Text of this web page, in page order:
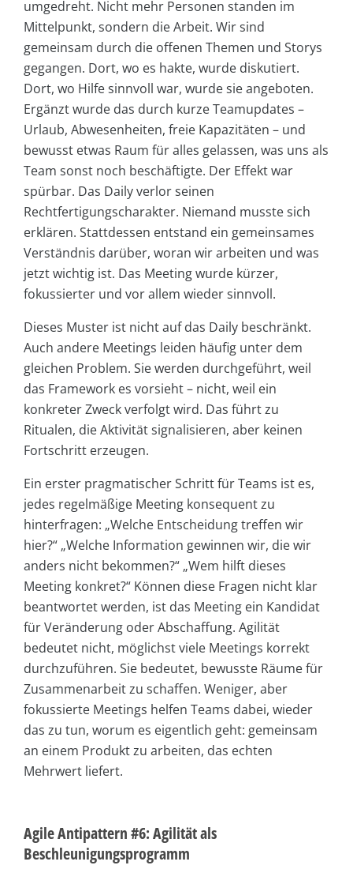
umgedreht. Nicht mehr Personen standen im
Mittelpunkt, sondern die Arbeit. Wir sind
gemeinsam durch die offenen Themen und Storys
gegangen. Dort, wo es hakte, wurde diskutiert.
Dort, wo Hilfe sinnvoll war, wurde sie angeboten.
Ergänzt wurde das durch kurze Teamupdates –
Urlaub, Abwesenheiten, freie Kapazitäten – und
bewusst etwas Raum für alles gelassen, was uns als
Team sonst noch beschäftigte. Der Effekt war
spürbar. Das Daily verlor seinen
Rechtfertigungscharakter. Niemand musste sich
erklären. Stattdessen entstand ein gemeinsames
Verständnis darüber, woran wir arbeiten und was
jetzt wichtig ist. Das Meeting wurde kürzer,
fokussierter und vor allem wieder sinnvoll.
Dieses Muster ist nicht auf das Daily beschränkt.
Auch andere Meetings leiden häufig unter dem
gleichen Problem. Sie werden durchgeführt, weil
das Framework es vorsieht – nicht, weil ein
konkreter Zweck verfolgt wird. Das führt zu
Ritualen, die Aktivität signalisieren, aber keinen
Fortschritt erzeugen.
Ein erster pragmatischer Schritt für Teams ist es,
jedes regelmäßige Meeting konsequent zu
hinterfragen: „Welche Entscheidung treffen wir
hier?“ „Welche Information gewinnen wir, die wir
anders nicht bekommen?“ „Wem hilft dieses
Meeting konkret?“ Können diese Fragen nicht klar
beantwortet werden, ist das Meeting ein Kandidat
für Veränderung oder Abschaffung. Agilität
bedeutet nicht, möglichst viele Meetings korrekt
durchzuführen. Sie bedeutet, bewusste Räume für
Zusammenarbeit zu schaffen. Weniger, aber
fokussierte Meetings helfen Teams dabei, wieder
das zu tun, worum es eigentlich geht: gemeinsam
an einem Produkt zu arbeiten, das echten
Mehrwert liefert.
Agile Antipattern #6: Agilität als
Beschleunigungsprogramm